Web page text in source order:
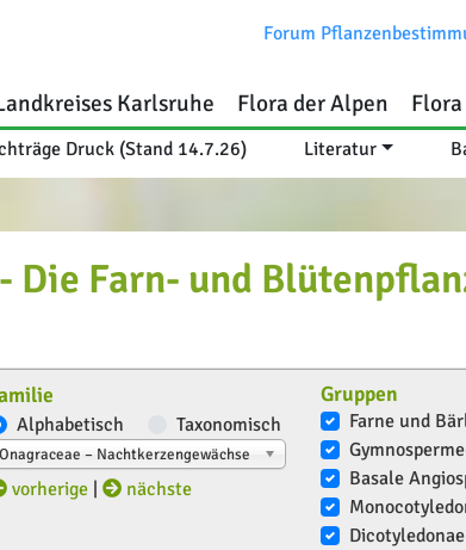
Forum
Karlsruhe Flora der Alpen
Druck (Stand 14.7.26) Literatur
- Die Farn- und
Alphabetisch Taxonomisch
Onagraceae – Nachtkerzengewächse
vorherige| nächste
Gruppen
Farne und
Basale
Dicotyledonae